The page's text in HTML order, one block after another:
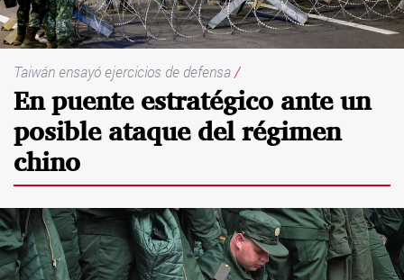
Taiwán ensayó ejercicios de defensa/
En puente estratégico ante un
posible ataque del régimen
chino